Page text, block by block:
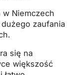
Niemczech
zaufania
się na
większość